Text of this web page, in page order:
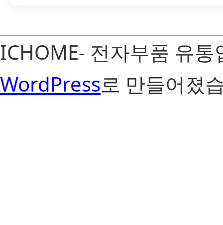
ICHOME- 전자부품 유
WordPress로 만들어졌